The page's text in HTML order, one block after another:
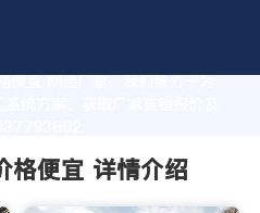
便宜 制造厂家，我们致力于为
统方案。获取厂家直销报价及
格便宜 详情介绍